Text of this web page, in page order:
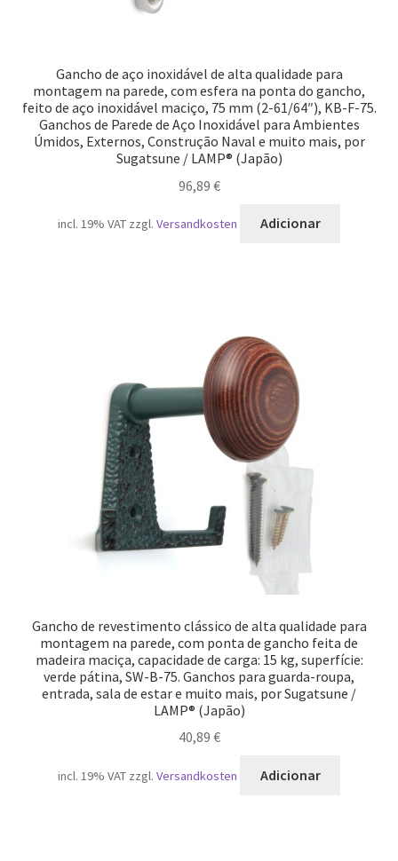
Gancho de aço inoxidável de alta qualidade para
montagem na parede, com esfera na ponta do gancho,
feito de aço inoxidável maciço, 75 mm (2-61/64″), KB-F-75.
Ganchos de Parede de Aço Inoxidável para Ambientes
Úmidos, Externos, Construção Naval e muito mais, por
Sugatsune / LAMP® (Japão)
96,89 €
incl. 19% VAT zzgl. Versandkosten Adicionar
Gancho de revestimento clássico de alta qualidade para
montagem na parede, com ponta de gancho feita de
madeira maciça, capacidade de carga: 15 kg, superfície:
verde pátina, SW-B-75. Ganchos para guarda-roupa,
entrada, sala de estar e muito mais, por Sugatsune /
LAMP® (Japão)
40,89 €
incl. 19% VAT zzgl. Versandkosten Adicionar